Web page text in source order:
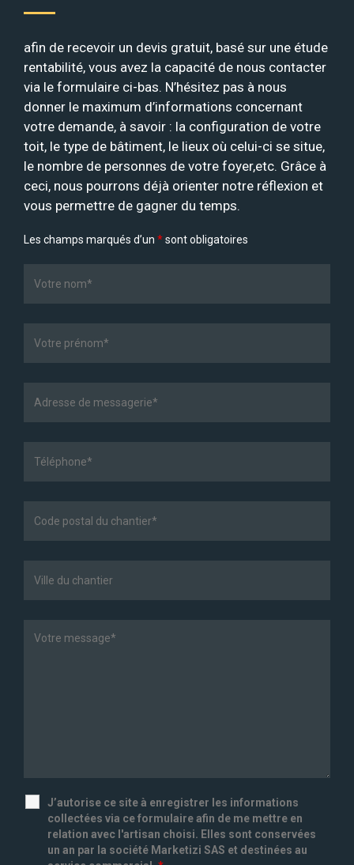
afin de recevoir un devis gratuit, basé sur une étude
rentabilité, vous avez la capacité de nous contacter
via le formulaire ci-bas. N’hésitez pas à nous
donner le maximum d’informations concernant
votre demande, à savoir : la configuration de votre
toit, le type de bâtiment, le lieux où celui-ci se situe,
le nombre de personnes de votre foyer,etc. Grâce à
ceci, nous pourrons déjà orienter notre réflexion et
vous permettre de gagner du temps.
Les champs marqués d’un *sont obligatoires
J’autorise ce site à enregistrer les informations
collectées via ce formulaire afin de me mettre en
relation avec l'artisan choisi. Elles sont conservées
un an par la société Marketizi SAS et destinées au